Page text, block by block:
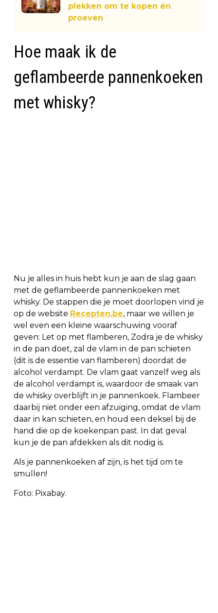
plekken om te kopen én
proeven
Hoe maak ik de
geflambeerde pannenkoeken
met whisky?
Nu je alles in huis hebt kun je aan de slag gaan
met de geflambeerde pannenkoeken met
whisky. De stappen die je moet doorlopen vind je
op de website Recepten.be, maar we willen je
wel even een kleine waarschuwing vooraf
geven: Let op met flamberen, Zodra je de whisky
in de pan doet, zal de vlam in de pan schieten
(dit is de essentie van flamberen) doordat de
alcohol verdampt. De vlam gaat vanzelf weg als
de alcohol verdampt is, waardoor de smaak van
de whisky overblijft in je pannenkoek. Flambeer
daarbij niet onder een afzuiging, omdat de vlam
daar in kan schieten, en houd een deksel bij de
hand die op de koekenpan past. In dat geval
kun je de pan afdekken als dit nodig is.
Als je pannenkoeken af zijn, is het tijd om te
smullen!
Foto: Pixabay.